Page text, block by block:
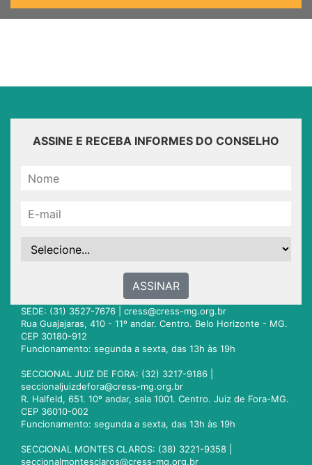
ASSINE E RECEBA INFORMES DO CONSELHO
ASSINAR
SEDE: (31) 3527-7676 | cress@cress-mg.org.br
Rua Guajajaras, 410 - 11º andar. Centro. Belo Horizonte - MG.
CEP 30180-912
Funcionamento: segunda a sexta, das 13h às 19h
SECCIONAL JUIZ DE FORA: (32) 3217-9186 |
seccionaljuizdefora@cress-mg.org.br
R. Halfeld, 651. 10º andar, sala 1001. Centro. Juiz de Fora-MG.
CEP 36010-002
Funcionamento: segunda a sexta, das 13h às 19h
SECCIONAL MONTES CLAROS: (38) 3221-9358 |
seccionalmontesclaros@cress-mg.org.br